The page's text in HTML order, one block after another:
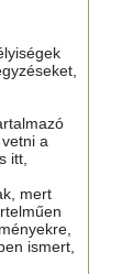
a
itt,
mert
ismert,